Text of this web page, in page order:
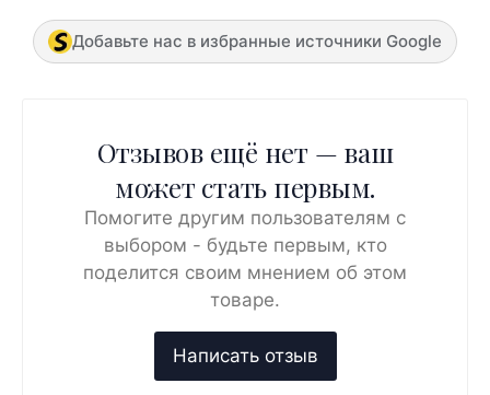
Добавьте нас в избранные источники Google
Отзывов ещё нет — ваш
может стать первым.
Помогите другим пользователям с
выбором - будьте первым, кто
поделится своим мнением об этом
товаре.